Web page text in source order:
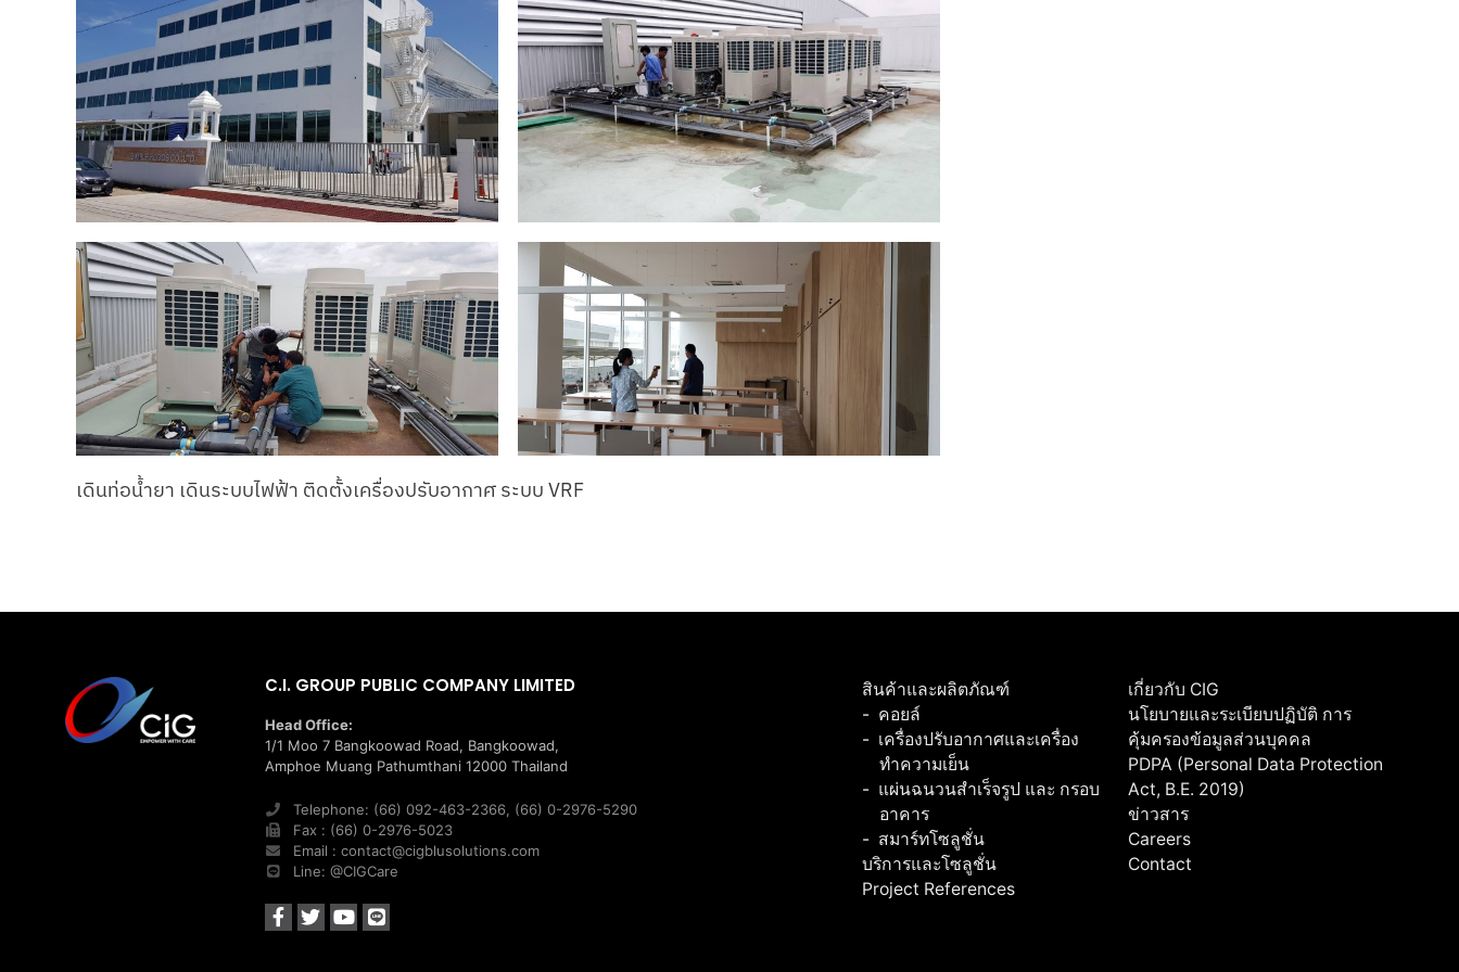
เดินท่อน้ำยา เดินระบบไฟฟ้า ติดตั้งเครื่องปรับอากาศ ระบบ VRF
C.I. GROUP PUBLIC COMPANY LIMITED
Head Office:
1/1 Moo 7 Bangkoowad Road, Bangkoowad,
Amphoe Muang Pathumthani 12000 Thailand
Telephone: (66) 092-463-2366, (66) 0-2976-5290
Fax : (66) 0-2976-5023
Email : contact@cigblusolutions.com
Line: @CIGCare
สินค้าและผลิตภัณฑ์
คอยล์
เครื่องปรับอากาศและเครื่อง
ทำความเย็น
แผ่นฉนวนสำเร็จรูป และ กรอบ
อาคาร
สมาร์ทโซลูชั่น
บริการและโซลูชั่น
Project References
เกี่ยวกับ CIG
นโยบายและระเบียบปฏิบัติ การ
คุ้มครองข้อมูลส่วนบุคคล
PDPA (Personal Data Protection
Act, B.E. 2019)
ข่าวสาร
Careers
Contact